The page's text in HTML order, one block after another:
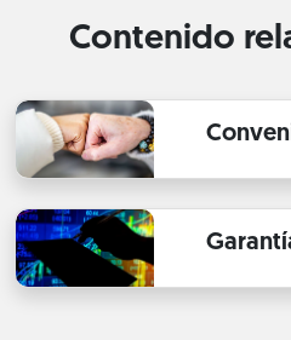
Contenido